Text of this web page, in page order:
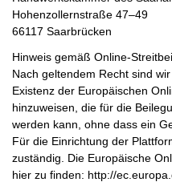
Hohenzollernstraße 47–49
66117 Saarbrücken
Hinweis gemäß Online-
Nach geltendem Recht sind
Existenz der Europäischen
hinzuweisen, die für die
werden kann, ohne dass ein
Für die Einrichtung der
zuständig. Die Europäische
hier zu finden: http://